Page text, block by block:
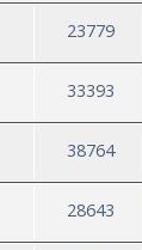
23779
33393
38764
28643